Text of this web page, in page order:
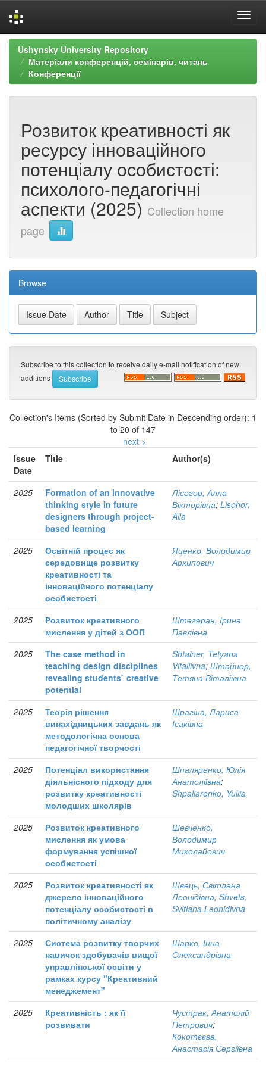
Skip
navigation
Ushynsky University Repository
Матеріали конференцій, семінарів, читань
Конференції
Розвиток креативності як
ресурсу інноваційного
потенціалу особистості:
психолого-педагогічні
аспекти (2025) Collection home
page
Browse
Subscribe to this collection to receive daily e-mail notification of new
additions
Collection's Items (Sorted by Submit Date in Descending order): 1
to 20 of 147
next >
Issue
Date
Title Author(s)
2025
Formation of an innovative
thinking style in future
designers through project-
based learning
Лісогор, Алла
Вікторівна; Lisohor,
Alla
2025
Освітній процес як
середовище розвитку
креативності та
інноваційного потенціалу
особистості
Яценко, Володимир
Архипович
2025
Розвиток креативного
мислення у дітей з ООП
Штегеран, Ірина
Павлівна
2025
The case method in
teaching design disciplines
revealing students` creative
potential
Shtainer, Tetyana
Vitaliivna; Штайнер,
Тетяна Віталіївна
2025
Теорія рішення
винахідницьких завдань як
методологічна основа
педагогічної творчості
Шрагіна, Лариса
Ісаківна
2025
Потенціал використання
діяльнісного підходу для
розвитку креативності
молодших школярів
Шпаляренко, Юлія
Анатоліївна;
Shpaliarenko, Yuliia
2025
Розвиток креативного
мислення як умова
формування успішної
особистості
Шевченко,
Володимир
Миколайович
2025
Розвиток креативності як
джерело інноваційного
потенціалу особистості в
політичному аналізу
Швець, Світлана
Леонідівна; Shvets,
Svitlana Leonidivna
2025
Система розвитку творчих
навичок здобувачів вищої
управлінської освіти у
рамках курсу "Креативний
менеджемент"
Шарко, Інна
Олександрівна
2025
Креативність : як її
розвивати
Чустрак, Анатолій
Петрович;
Кокотєєва,
Анастасія Сергіївна